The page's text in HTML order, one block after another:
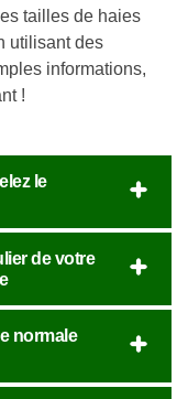
tailles de haies
utilisant des
informations,
!
le
de votre
normale